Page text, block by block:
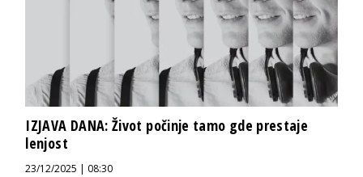
IZJAVA DANA: Život počinje tamo gde prestaje
lenjost
23/12/2025 | 08:30